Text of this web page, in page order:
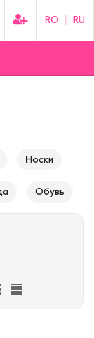
RO RU
Носки
Обувь